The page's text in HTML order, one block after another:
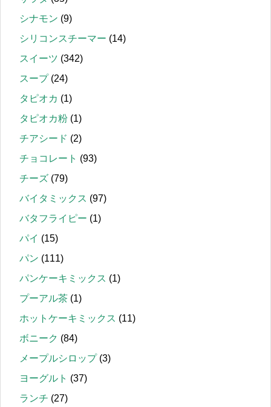
シナモン (9)
シリコンスチーマー (14)
スイーツ (342)
スープ(24)
タピオカ (1)
タピオカ粉 (1)
チアシード (2)
チョコレート (93)
チーズ (79)
バイタミックス (97)
バタフライピー (1)
パイ (15)
パン (111)
パンケーキミックス (1)
プーアル茶 (1)
ホットケーキミックス (11)
ボニーク (84)
メープルシロップ(3)
ヨーグルト (37)
ランチ (27)